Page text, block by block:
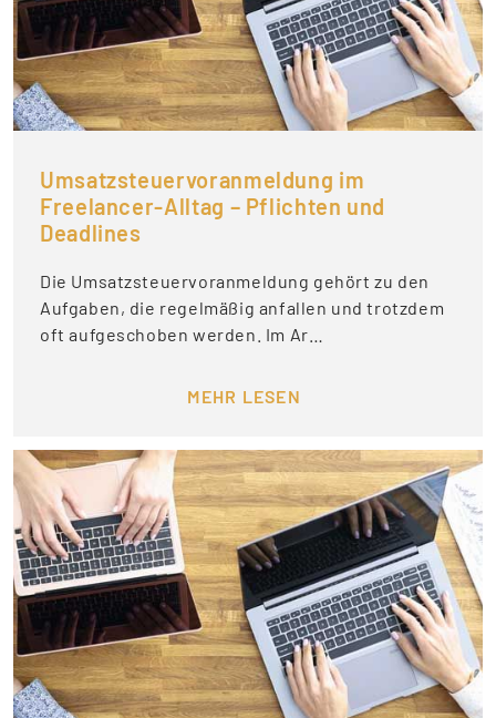
Umsatzsteuervoranmeldung im
Freelancer-Alltag – Pflichten und
Deadlines
Die Umsatzsteuervoranmeldung gehört zu den
Aufgaben, die regelmäßig anfallen und trotzdem
oft aufgeschoben werden. Im Ar…
MEHR LESEN